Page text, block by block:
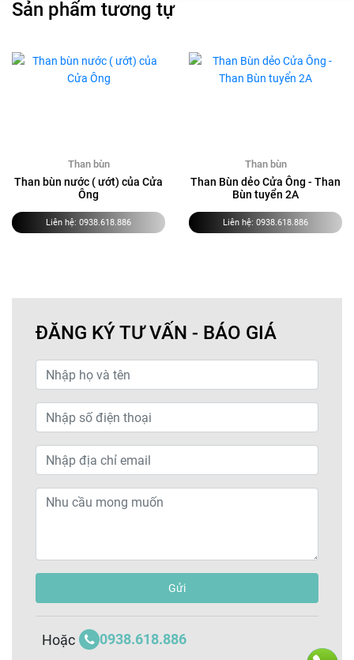
Sản phẩm tương tự
Than bùn
Than bùn nước ( ướt) của Cửa
Ông
Liên hệ: 0938.618.886
Than bùn
Than Bùn dẻo Cửa Ông - Than
Bùn tuyển 2A
Liên hệ: 0938.618.886
ĐĂNG KÝ TƯ VẤN - BÁO GIÁ
Gửi
Hoặc 0938.618.886